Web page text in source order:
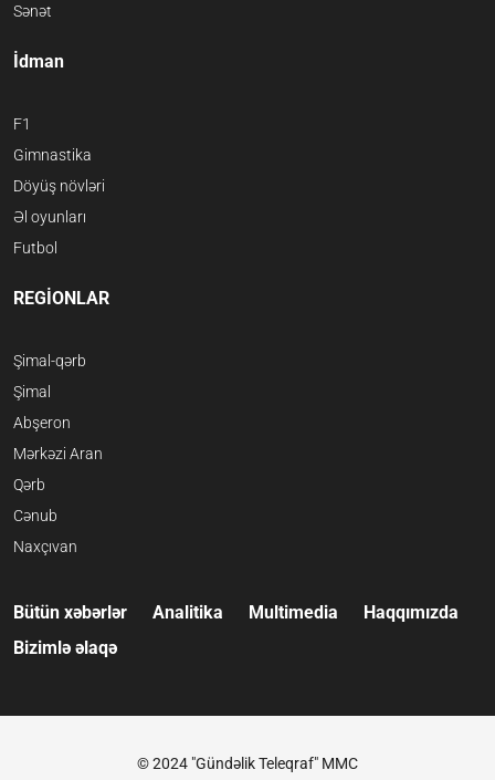
Sənət
İdman
F1
Gimnastika
Döyüş növləri
Əl oyunları
Futbol
REGİONLAR
Şimal-qərb
Şimal
Abşeron
Mərkəzi Aran
Qərb
Cənub
Naxçıvan
Bütün xəbərlər Analitika Multimedia
Haqqımızda
Bizimlə əlaqə
© 2024 "Gündəlik Teleqraf" MMC